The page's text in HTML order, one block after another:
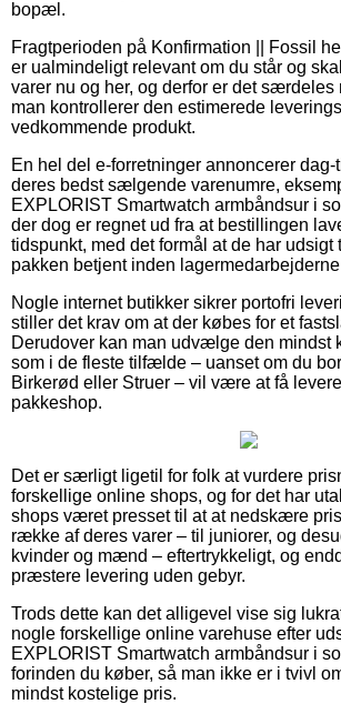
bopæl.
Fragtperioden på Konfirmation || Fossil
er ualmindeligt relevant om du står og
varer nu og her, og derfor er det særdeles
man kontrollerer den estimerede
vedkommende produkt.
En hel del e-forretninger annoncerer
deres bedst sælgende varenumre,
EXPLORIST Smartwatch armbåndsur i
der dog er regnet ud fra at bestillingen
tidspunkt, med det formål at de har udsigt
pakken betjent inden
Nogle internet butikker sikrer portofri
stiller det krav om at der købes for et
Derudover kan man udvælge den mindst
som i de fleste tilfælde – uanset om du
Birkerød eller Struer – vil være at få
pakkeshop.
Det er særligt ligetil for folk at vurdere
forskellige online shops, og for det har
shops været presset til at at nedskære
række af deres varer – til juniorer, og
kvinder og mænd – eftertrykkeligt, og
præstere levering uden gebyr.
Trods dette kan det alligevel vise sig
nogle forskellige online varehuse efter
EXPLORIST Smartwatch armbåndsur i
forinden du køber, så man ikke er i tvivl
mindst kostelige pris.